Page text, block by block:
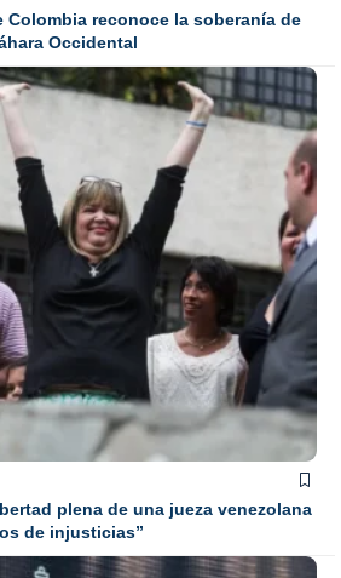
Colombia reconoce la soberanía de
Occidental
plena de una jueza venezolana
de injusticias”